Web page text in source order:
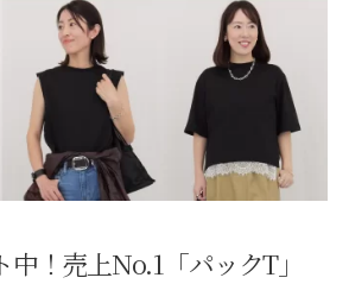
！売上No.1「パックT」